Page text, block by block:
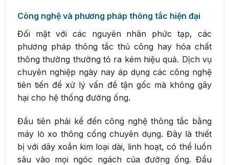
Công nghệ và phương pháp thông tắc hiện đại
Đối mặt với các nguyên nhân phức tạp, các
phương pháp thông tắc thủ công hay hóa chất
thông thường thường tỏ ra kém hiệu quả. Dịch vụ
chuyên nghiệp ngày nay áp dụng các công nghệ
tiên tiến để xử lý vấn đề tận gốc mà không gây
hại cho hệ thống đường ống.
Đầu tiên phải kể đến công nghệ thông tắc bằng
máy lò xo thông cống chuyên dụng. Đây là thiết
bị với dây xoắn kim loại dài, linh hoạt, có thể luồn
sâu vào mọi ngóc ngách của đường ống. Đầu